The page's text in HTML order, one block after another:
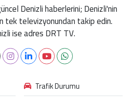
Denizli haberlerini; Denizli'nin
tek televizyonundan takip edin.
ise adres DRT TV.
Trafik Durumu